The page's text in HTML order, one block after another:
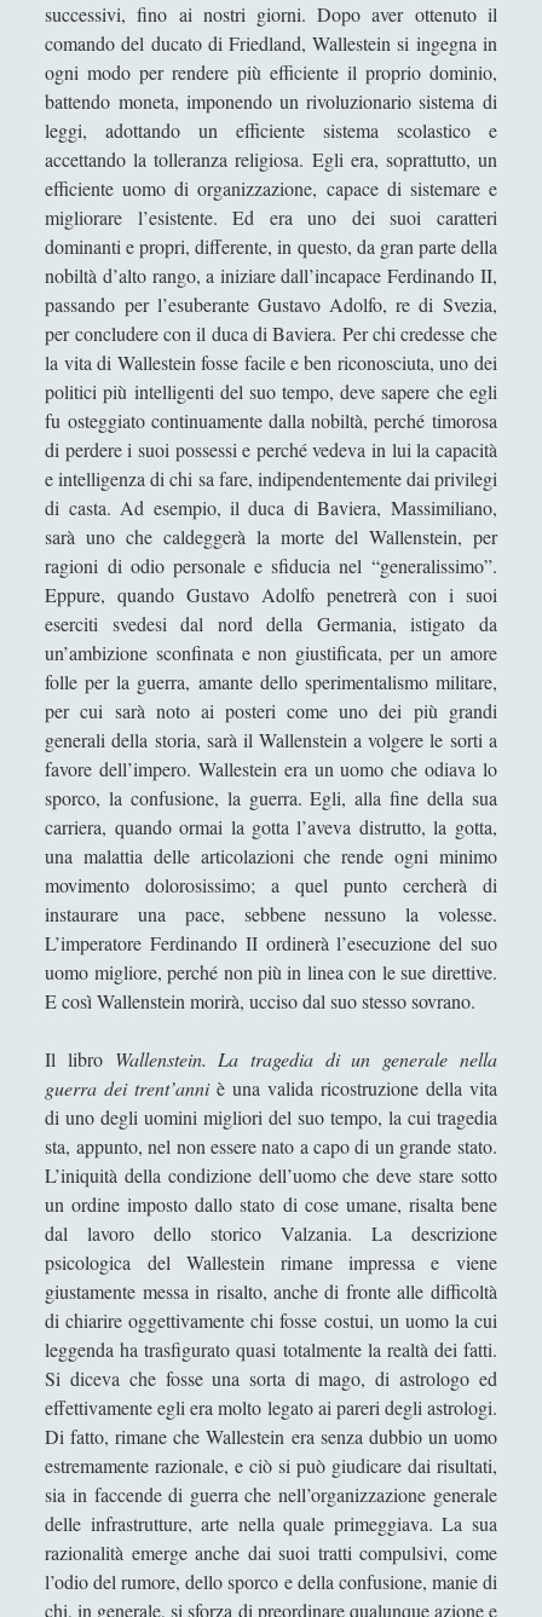
La nascita della geografia moderna
attraverso il pensiero di Alexander von
Humboldt e Carl Ritter
La politica italiana fra la fine dell’Ottocento e
il primo ventennio del novecento: Giolitti e
la guerra in Libia
La via del samurai: tra Daidòji Yuzàn e
Yamamoto Tsunemoto Considerazioni
analitiche sul modello del guerriero
giapponese
Napoleone nella letteratura ottocentesca
Nascita del mondo moderno: 1780-1914 -
Christoher Bayly
Riflessioni su “Sorvegliare e punire. La
nascita della prigione” di Michel Foucault -
la storia del Grande fratello, ovvero della
nostra società.
Rivoluzione - Dalla parola alla storia
Storia della geografia medievale e moderna
Wallenstein - La tragedia di un generale
della guerra dei trent'anni - Sergio
Valzania
► Storia Romana(18)
Storia dell’Islam
14 febbraio 842: i giuramenti di Strasburgo –
Pillola linguistica
Dire, fare e baciare dalla terra madre alla ruggine
spettrale
Foreste: una questione (urgentemente) geopolitica
leggi razziali alla Shoah
Pro s’indipendentzia de sa Sardinia. Tesi per idee,
concetti e spunti di riflessione. Di Pili W.
Sun Tzu: uno studio sull'arte della guerra
Valutiamo la valutazione. Per un sistema
democratico della pubblicazione.
▼ Libri Recensiti(441)
► Biografie(21)
► Classici della Narrativa(76)
► Narrativa Italiana(17)
Fantascienza(20)
► Fumetti(4)
► Gialli Classici (12)
successivi, fino ai nostri giorni. Dopo aver ottenuto il
comando del ducato di Friedland, Wallestein si ingegna in
ogni modo per rendere più efficiente il proprio dominio,
battendo moneta, imponendo un rivoluzionario sistema di
leggi, adottando un efficiente sistema scolastico e
accettando la tolleranza religiosa. Egli era, soprattutto, un
efficiente uomo di organizzazione, capace di sistemare e
migliorare l’esistente. Ed era uno dei suoi caratteri
dominanti e propri, differente, in questo, da gran parte della
nobiltà d’alto rango, a iniziare dall’incapace Ferdinando II,
passando per l’esuberante Gustavo Adolfo, re di Svezia,
per concludere con il duca di Baviera. Per chi credesse che
la vita di Wallestein fosse facile e ben riconosciuta, uno dei
politici più intelligenti del suo tempo, deve sapere che egli
fu osteggiato continuamente dalla nobiltà, perché timorosa
di perdere i suoi possessi e perché vedeva in lui la capacità
e intelligenza di chi sa fare, indipendentemente dai privilegi
di casta. Ad esempio, il duca di Baviera, Massimiliano,
sarà uno che caldeggerà la morte del Wallenstein, per
ragioni di odio personale e sfiducia nel “generalissimo”.
Eppure, quando Gustavo Adolfo penetrerà con i suoi
eserciti svedesi dal nord della Germania, istigato da
un’ambizione sconfinata e non giustificata, per un amore
folle per la guerra, amante dello sperimentalismo militare,
per cui sarà noto ai posteri come uno dei più grandi
generali della storia, sarà il Wallenstein a volgere le sorti a
favore dell’impero. Wallestein era un uomo che odiava lo
sporco, la confusione, la guerra. Egli, alla fine della sua
carriera, quando ormai la gotta l’aveva distrutto, la gotta,
una malattia delle articolazioni che rende ogni minimo
movimento dolorosissimo; a quel punto cercherà di
instaurare una pace, sebbene nessuno la volesse.
L’imperatore Ferdinando II ordinerà l’esecuzione del suo
uomo migliore, perché non più in linea con le sue direttive.
E così Wallenstein morirà, ucciso dal suo stesso sovrano.
Il libro Wallenstein. La tragedia di un generale nella
guerra dei trent’anniè una valida ricostruzione della vita
di uno degli uomini migliori del suo tempo, la cui tragedia
sta, appunto, nel non essere nato a capo di un grande stato.
L’iniquità della condizione dell’uomo che deve stare sotto
un ordine imposto dallo stato di cose umane, risalta bene
dal lavoro dello storico Valzania. La descrizione
psicologica del Wallestein rimane impressa e viene
giustamente messa in risalto, anche di fronte alle difficoltà
di chiarire oggettivamente chi fosse costui, un uomo la cui
leggenda ha trasfigurato quasi totalmente la realtà dei fatti.
Si diceva che fosse una sorta di mago, di astrologo ed
effettivamente egli era molto legato ai pareri degli astrologi.
Di fatto, rimane che Wallestein era senza dubbio un uomo
estremamente razionale, e ciò si può giudicare dai risultati,
sia in faccende di guerra che nell’organizzazione generale
delle infrastrutture, arte nella quale primeggiava. La sua
razionalità emerge anche dai suoi tratti compulsivi, come
l’odio del rumore, dello sporco e della confusione, manie di
chi, in generale, si sforza di preordinare qualunque azione e